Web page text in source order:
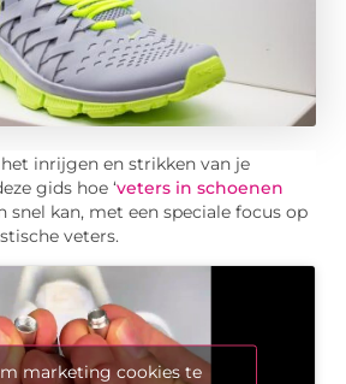
inrijgen en strikken van je
gids hoe ‘veters in schoenen
snel kan, met een speciale focus op
veters.
marketing cookies te